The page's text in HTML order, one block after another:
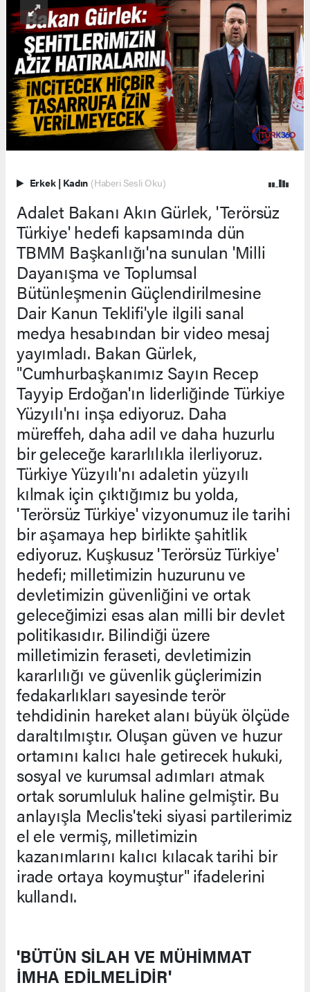
Erkek | Kadın (Haberi Sesli Oku)
Adalet Bakanı Akın Gürlek, 'Terörsüz
Türkiye' hedefi kapsamında dün
TBMM Başkanlığı'na sunulan 'Milli
Dayanışma ve Toplumsal
Bütünleşmenin Güçlendirilmesine
Dair Kanun Teklifi'yle ilgili sanal
medya hesabından bir video mesaj
yayımladı. Bakan Gürlek,
"Cumhurbaşkanımız Sayın Recep
Tayyip Erdoğan'ın liderliğinde Türkiye
Yüzyılı'nı inşa ediyoruz. Daha
müreffeh, daha adil ve daha huzurlu
bir geleceğe kararlılıkla ilerliyoruz.
Türkiye Yüzyılı'nı adaletin yüzyılı
kılmak için çıktığımız bu yolda,
'Terörsüz Türkiye' vizyonumuz ile tarihi
bir aşamaya hep birlikte şahitlik
ediyoruz. Kuşkusuz 'Terörsüz Türkiye'
hedefi; milletimizin huzurunu ve
devletimizin güvenliğini ve ortak
geleceğimizi esas alan milli bir devlet
politikasıdır. Bilindiği üzere
milletimizin feraseti, devletimizin
kararlılığı ve güvenlik güçlerimizin
fedakarlıkları sayesinde terör
tehdidinin hareket alanı büyük ölçüde
daraltılmıştır. Oluşan güven ve huzur
ortamını kalıcı hale getirecek hukuki,
sosyal ve kurumsal adımları atmak
ortak sorumluluk haline gelmiştir. Bu
anlayışla Meclis'teki siyasi partilerimiz
el ele vermiş, milletimizin
kazanımlarını kalıcı kılacak tarihi bir
irade ortaya koymuştur" ifadelerini
kullandı.
'BÜTÜN SİLAH VE MÜHİMMAT
İMHA EDİLMELİDİR'